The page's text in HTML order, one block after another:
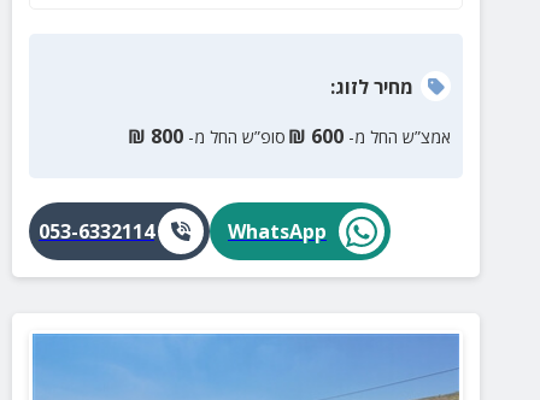
מחירלזוג:
אמצ”ש החל מ- 600
₪ סופ”ש החל מ- 800
₪
WhatsApp
053-6332114